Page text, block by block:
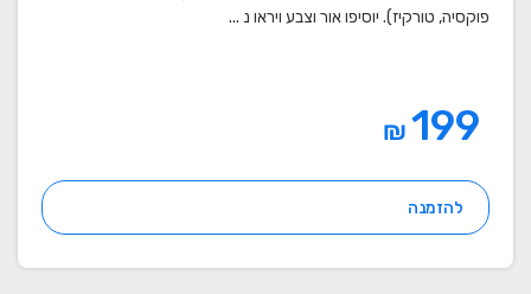
פוקסיה, טורקיז). יוסיפו אור וצבע ויראו נ ...
₪
להזמנה